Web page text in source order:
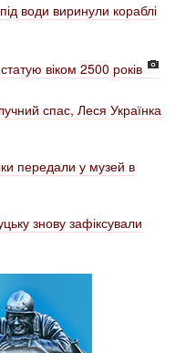
води виринули кораблі
віком 2500 років
спас, Леся Українка
передали у музей в
знову зафіксували